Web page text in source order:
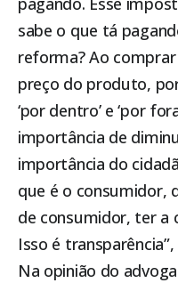
sabe o que tá
reforma? Ao comprar
preço do produto,
‘por dentro’ e ‘por
importância de
importância do
que é o consumidor,
de consumidor, ter a
Isso é
Na opinião do